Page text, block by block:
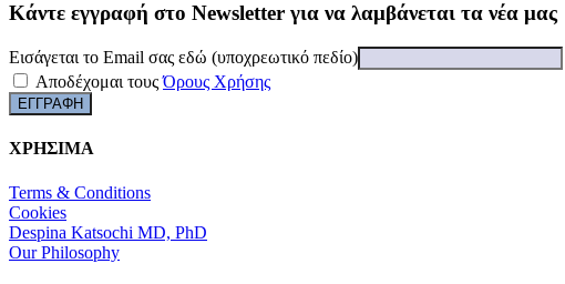
Kάντε εγγραφή στο Newsletter για να λαμβάνεται τα νέα μας
Εισάγεται το Email σας εδώ (υποχρεωτικό πεδίο)
Αποδέχομαι τουςΌρους Χρήσης
ΧΡΗΣΙΜΑ
Terms & Conditions
Cookies
Despina Katsochi MD, PhD
Our Philosophy